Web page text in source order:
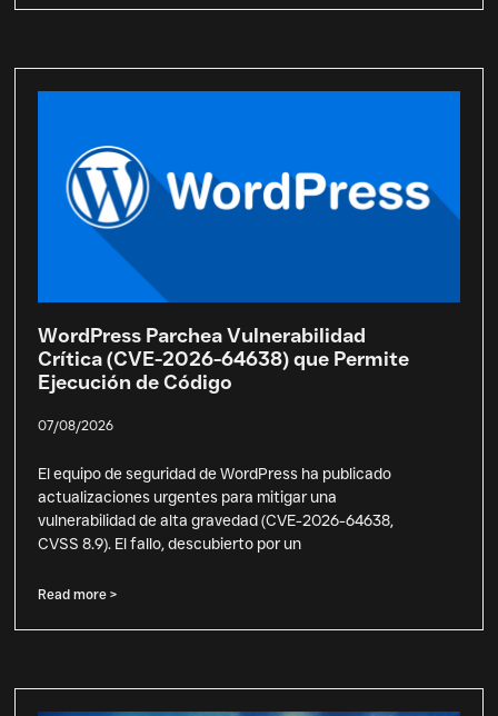
WordPress Parchea Vulnerabilidad
Crítica (CVE-2026-64638) que Permite
Ejecución de Código
07/08/2026
El equipo de seguridad de WordPress ha publicado
actualizaciones urgentes para mitigar una
vulnerabilidad de alta gravedad (CVE-2026-64638,
CVSS 8.9). El fallo, descubierto por un
Read more >